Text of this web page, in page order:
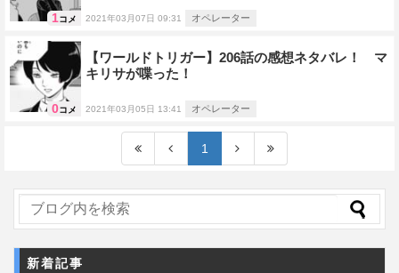
1コメ 2021年03月07日 09:31 オペレーター
0コメ
【ワールドトリガー】206話の感想ネタバレ！ マ
キリサが喋った！
2021年03月05日 13:41 オペレーター
1
新着記事